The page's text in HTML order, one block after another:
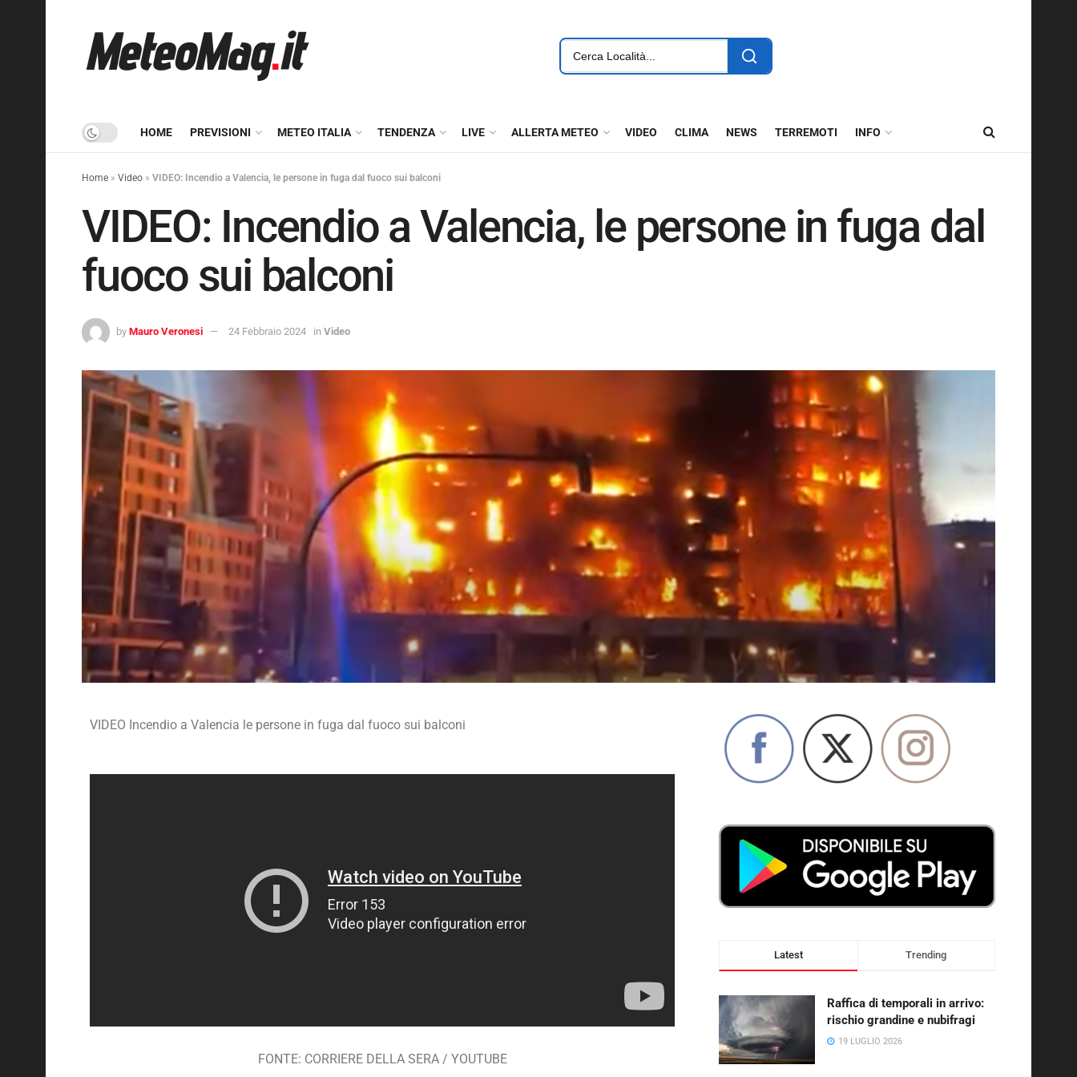
HOME PREVISIONI METEO ITALIA TENDENZA LIVE ALLERTA METEO VIDEO CLIMA NEWS TERREMOTI INFO
Home » Video » VIDEO: Incendio a Valencia, le persone in fuga dal fuoco sui balconi
VIDEO: Incendio a Valencia, le persone in fuga dal
fuoco sui balconi
by Mauro Veronesi 24 Febbraio 2024 in Video
VIDEO Incendio a Valencia le persone in fuga dal fuoco sui balconi
FONTE: CORRIERE DELLA SERA / YOUTUBE
Latest Trending
Raffica di temporali in arrivo:
rischio grandine e nubifragi
19 LUGLIO 2026